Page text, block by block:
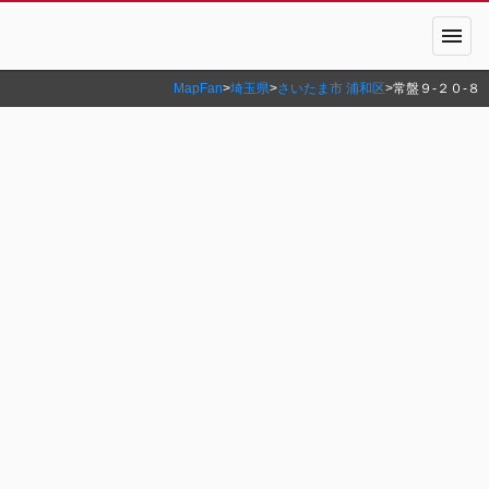
menu
MapFan>埼玉県>さいたま市 浦和区>常盤９‐２０‐８